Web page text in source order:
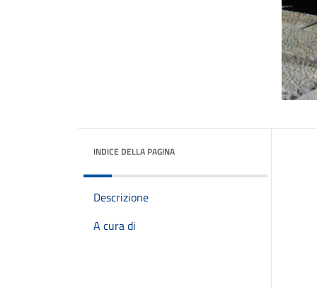
INDICE DELLA PAGINA
Descrizione
A cura di